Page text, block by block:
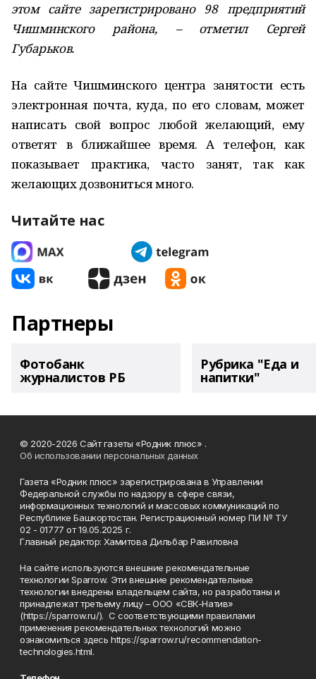
этом сайте зарегистрировано 98 предприятий
Чишминского района, – отметил Сергей
Губарьков.
На сайте Чишминского центра занятости есть
электронная почта, куда, по его словам, может
написать свой вопрос любой желающий, ему
ответят в ближайшее время. А телефон, как
показывает практика, часто занят, так как
желающих дозвониться много.
Читайте нас
Партнеры
Фотобанк
журналистов РБ
Рубрика "Еда и
напитки"
© 2020-2026 Сайт газеты «Родник плюс» .
Об использовании персональных данных
Газета «Родник плюс» зарегистрирована в Управлении
Федеральной службы по надзору в сфере связи,
информационных технологий и массовых коммуникаций по
Республике Башкортостан. Регистрационный номер ПИ № ТУ
02 - 01777 от 19.05.2025 г.
Главный редактор: Хамитова Дильбар Равиловна
На сайте используются внешние рекомендательные
технологии Sparrow. Эти внешние рекомендательные
технологии внедрены владельцем сайта, но разработаны и
принадлежат третьему лицу – ООО «СВК-Натив»
(https://sparrow.ru/). С соответствующими правилами
применения рекомендательных технологий можно
ознакомиться здесь https://sparrow.ru/recommendation-
technologies.html.